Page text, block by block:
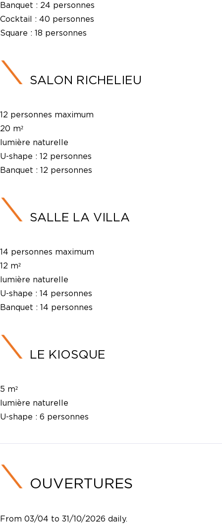
Banquet : 24 personnes
Cocktail : 40 personnes
Square : 18 personnes
SALON RICHELIEU
12 personnes maximum
20 m²
lumière naturelle
U-shape : 12 personnes
Banquet : 12 personnes
SALLE LA VILLA
14 personnes maximum
12 m²
lumière naturelle
U-shape : 14 personnes
Banquet : 14 personnes
LE KIOSQUE
5 m²
lumière naturelle
U-shape : 6 personnes
OUVERTURES
From 03/04 to 31/10/2026 daily.